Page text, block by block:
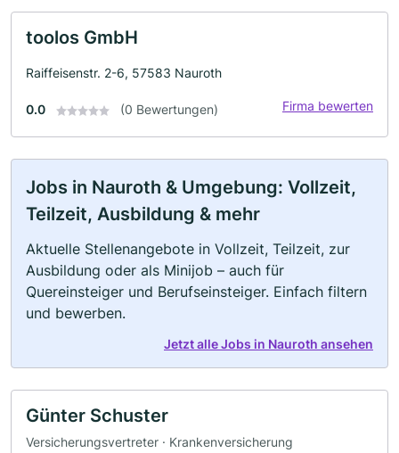
toolos GmbH
Raiffeisenstr. 2-6, 57583 Nauroth
0.0 (0 Bewertungen) Firma bewerten
Jobs in Nauroth & Umgebung: Vollzeit,
Teilzeit, Ausbildung & mehr
Aktuelle Stellenangebote in Vollzeit, Teilzeit, zur
Ausbildung oder als Minijob – auch für
Quereinsteiger und Berufseinsteiger. Einfach filtern
und bewerben.
Jetzt alle Jobs in Nauroth ansehen
Günter Schuster
Versicherungsvertreter · Krankenversicherung